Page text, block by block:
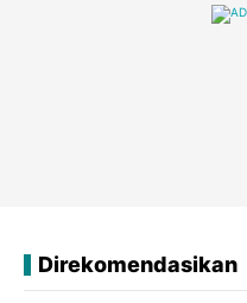
Direkomendasikan